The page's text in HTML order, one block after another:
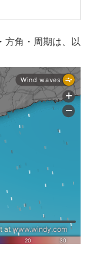
方角・周期は、以